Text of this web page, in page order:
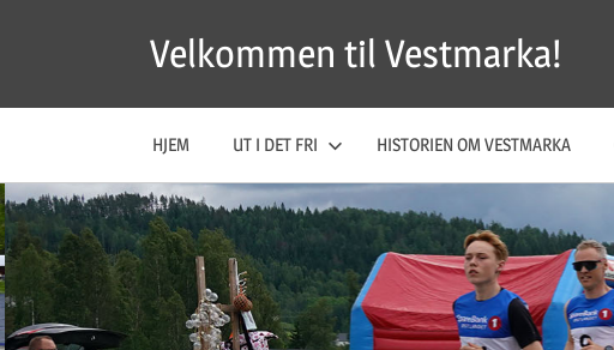
Velkommen til Vestmarka!
HJEM UT I DET FRI HISTORIEN OM VESTMARKA